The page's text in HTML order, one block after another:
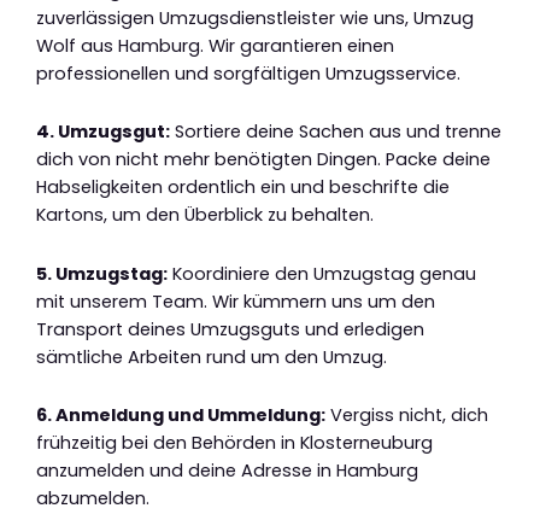
zuverlässigen Umzugsdienstleister wie uns, Umzug
Wolf aus Hamburg. Wir garantieren einen
professionellen und sorgfältigen Umzugsservice.
4. Umzugsgut: Sortiere deine Sachen aus und trenne
dich von nicht mehr benötigten Dingen. Packe deine
Habseligkeiten ordentlich ein und beschrifte die
Kartons, um den Überblick zu behalten.
5. Umzugstag: Koordiniere den Umzugstag genau
mit unserem Team. Wir kümmern uns um den
Transport deines Umzugsguts und erledigen
sämtliche Arbeiten rund um den Umzug.
6. Anmeldung und Ummeldung: Vergiss nicht, dich
frühzeitig bei den Behörden in Klosterneuburg
anzumelden und deine Adresse in Hamburg
abzumelden.